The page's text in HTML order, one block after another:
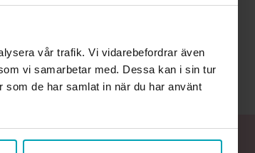
vår trafik. Vi vidarebefordrar även
vi samarbetar med. Dessa kan i sin tur
som de har samlat in när du har använt